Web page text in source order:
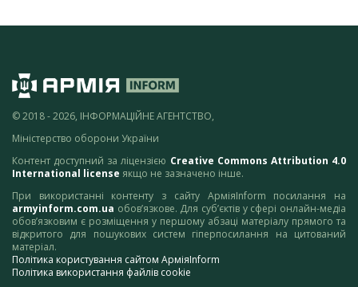
© 2018 - 2026, ІНФОРМАЦІЙНЕ АГЕНТСТВО,
Міністерство оборони України
Контент доступний за ліцензією Creative Commons Attribution 4.0
International license якщо не зазначено інше.
При використанні контенту з сайту АрміяInform посилання на
armyinform.com.ua обов’язкове. Для суб’єктів у сфері онлайн-медіа
обов’язковим є розміщення у першому абзаці матеріалу прямого та
відкритого для пошукових систем гіперпосилання на цитований
матеріал.
Політика користування сайтом АрміяInform
Політика використання файлів cookie